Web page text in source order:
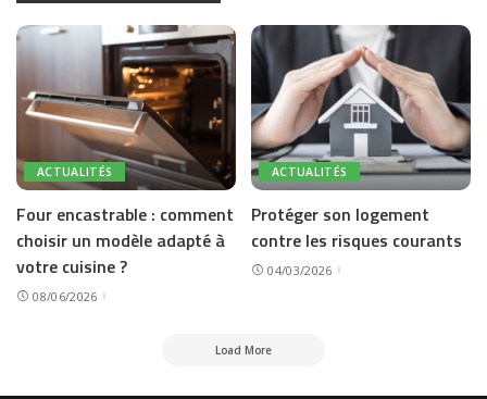
ACTUALITÉS
Four encastrable : comment
choisir un modèle adapté à
votre cuisine ?
08/06/2026
ACTUALITÉS
Protéger son logement
contre les risques courants
04/03/2026
Load More